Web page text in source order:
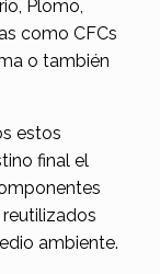
Plomo,
como CFCs
o también
estos
final el
ambiente.